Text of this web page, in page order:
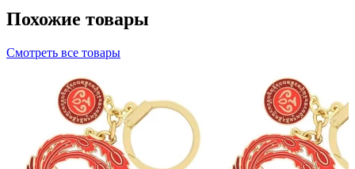
Похожие товары
Смотреть все товары